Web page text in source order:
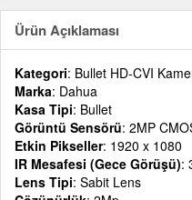
Ürün Açıklaması
Kategori: Bullet HD-CVI
Marka: Dahua
Kasa Tipi: Bullet
Görüntü Sensörü: 2MP
Etkin Pikseller: 1920 x 1080
IR Mesafesi (Gece Görüşü):
Lens Tipi: Sabit Lens